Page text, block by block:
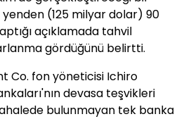
yenden (125 milyar dolar) 90
açıklamada tahvil
gördüğünü belirtti.
Co. fon yöneticisi Ichiro
devasa teşvikleri
bulunmayan tek banka